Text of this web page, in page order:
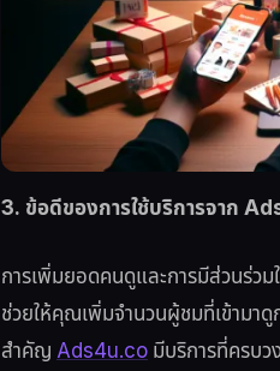
3. ข้อดีของการใช้บริการจาก
การเพิ่มยอดคนดูและการมีส่วนร่ว
ช่วยให้คุณเพิ่มจำนวนผู้ชมที่เข้ามาดู
สำคัญAds4u.coมีบริการที่ครบว